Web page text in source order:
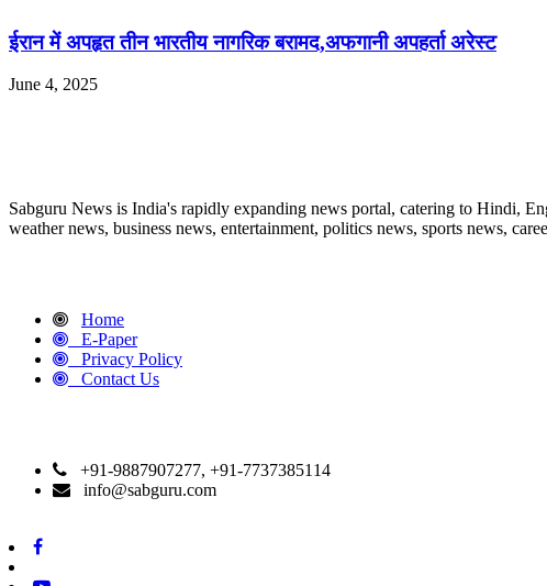
ईरान में अपहृत तीन भारतीय नागरिक बरामद,अफगानी अपहर्ता अरेस्ट
June 4, 2025
Sabguru News is India's rapidly expanding news portal, catering to Hindi,
weather news, business news, entertainment, politics news, sports news,
Home
E-Paper
Privacy Policy
Contact Us
+91-9887907277, +91-7737385114
info@sabguru.com